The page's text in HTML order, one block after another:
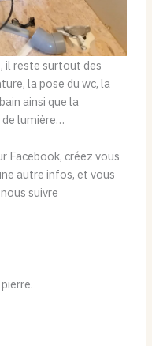
il reste surtout des
la pose du wc, la
ainsi que la
lumière…
Facebook, créez vous
autre infos, et vous
suivre